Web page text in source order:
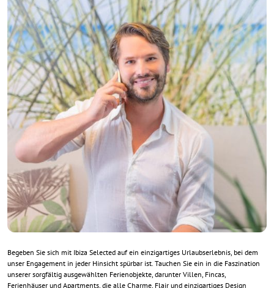
Begeben Sie sich mit Ibiza Selected auf ein einzigartiges Urlaubserlebnis, bei dem
unser Engagement in jeder Hinsicht spürbar ist. Tauchen Sie ein in die Faszination
unserer sorgfältig ausgewählten Ferienobjekte, darunter Villen, Fincas,
Ferienhäuser und Apartments, die alle Charme, Flair und einzigartiges Design